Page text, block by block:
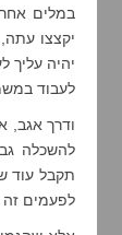
במלים
יקצצו
יהיה עליך
לעבוד
ודרך אגב,
להשכלה
לפעמים